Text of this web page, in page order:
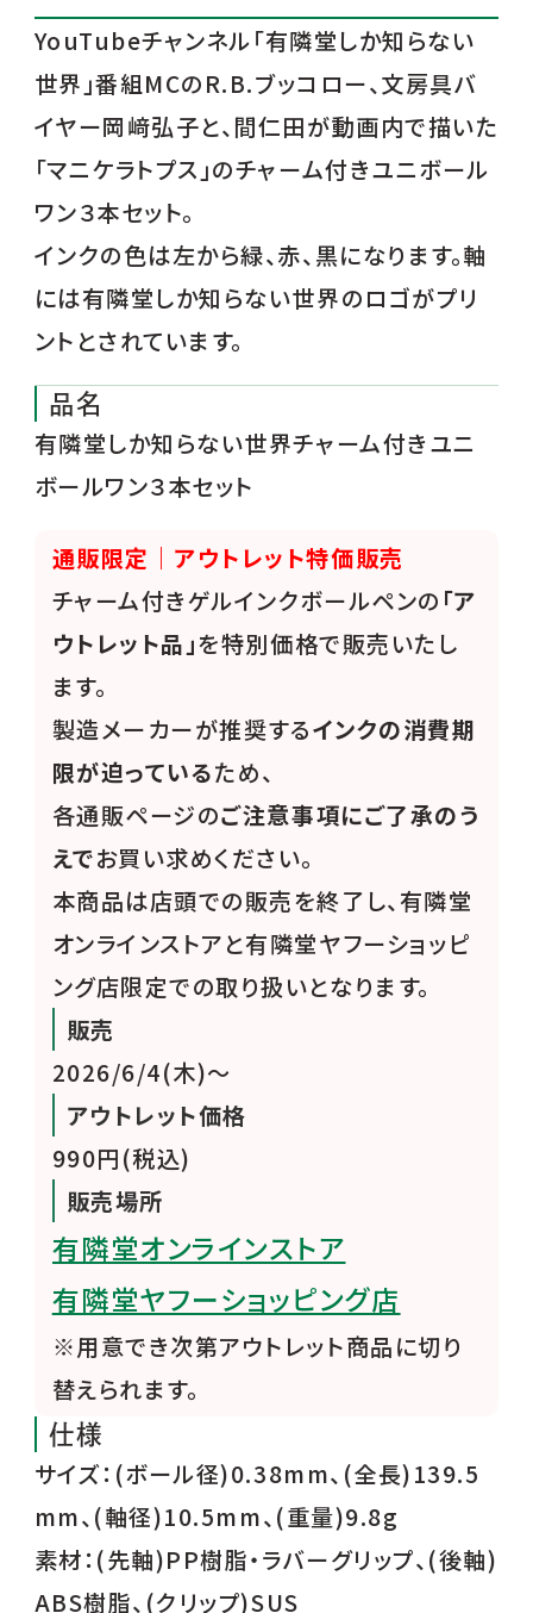
YouTubeチャンネル「有隣堂しか知らない
世界」番組MCのR.B.ブッコロー、文房具バ
イヤー岡﨑弘子と、間仁田が動画内で描いた
「マニケラトプス」のチャーム付きユニボール
ワン３本セット。
インクの色は左から緑、赤、黒になります。軸
には有隣堂しか知らない世界のロゴがプリ
ントとされています。
品名
有隣堂しか知らない世界チャーム付きユニ
ボールワン３本セット
通販限定｜アウトレット特価販売
チャーム付きゲルインクボールペンの 「ア
ウトレット品」を特別価格で販売いたし
ます。
製造メーカーが推奨するインクの消費期
限が迫っているため、
各通販ページのご注意事項にご了承のう
えでお買い求めください。
本商品は店頭での販売を終了し、有隣堂
オンラインストアと有隣堂ヤフーショッピ
ング店限定での取り扱いとなります。
販売
2026/6/4(木)〜
アウトレット価格
990円(税込)
販売場所
有隣堂オンラインストア
有隣堂ヤフーショッピング店
※用意でき次第アウトレット商品に切り
替えられます。
仕様
サイズ：(ボール径)0.38mm、(全長)139.5
mm、(軸径)10.5mm、(重量)9.8g
素材：(先軸)PP樹脂・ラバーグリップ、(後軸)
ABS樹脂、(クリップ)SUS